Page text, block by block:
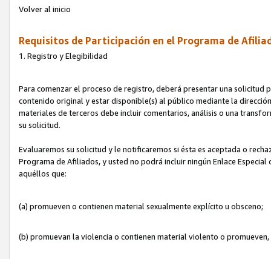
Volver al inicio
Requisitos de Participación en el Programa de
1. Registro y Elegibilidad
Para comenzar el proceso de registro, deberá presentar una solicitud
contenido original y estar disponible(s) al público mediante la
materiales de terceros debe incluir comentarios, análisis o una
su solicitud.
Evaluaremos su solicitud y le notificaremos si ésta es aceptada o
Programa de Afiliados, y usted no podrá incluir ningún Enlace
aquéllos que:
(a) promueven o contienen material sexualmente explícito u obsceno;
(b) promuevan la violencia o contienen material violento o